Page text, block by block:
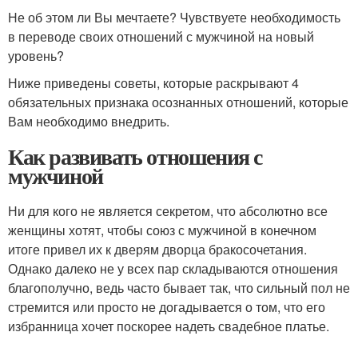
Не об этом ли Вы мечтаете? Чувствуете необходимость
в переводе своих отношений с мужчиной на новый
уровень?
Ниже приведены советы, которые раскрывают 4
обязательных признака осознанных отношений, которые
Вам необходимо внедрить.
Как развивать отношения с
мужчиной
Ни для кого не является секретом, что абсолютно все
женщины хотят, чтобы союз с мужчиной в конечном
итоге привел их к дверям дворца бракосочетания.
Однако далеко не у всех пар складываются отношения
благополучно, ведь часто бывает так, что сильный пол не
стремится или просто не догадывается о том, что его
избранница хочет поскорее надеть свадебное платье.